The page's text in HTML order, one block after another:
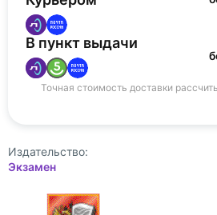
В пункт выдачи
Точная стоимость доставки
Издательство:
Экзамен